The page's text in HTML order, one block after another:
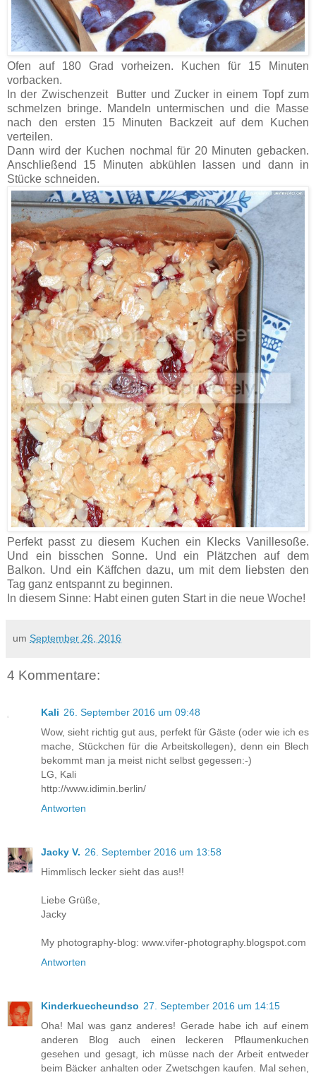
Ofen auf 180 Grad vorheizen. Kuchen für 15 Minuten
vorbacken.
In der Zwischenzeit Butter und Zucker in einem Topf zum
schmelzen bringe. Mandeln untermischen und die Masse
nach den ersten 15 Minuten Backzeit auf dem Kuchen
verteilen.
Dann wird der Kuchen nochmal für 20 Minuten gebacken.
Anschließend 15 Minuten abkühlen lassen und dann in
Stücke schneiden.
Perfekt passt zu diesem Kuchen ein Klecks Vanillesoße.
Und ein bisschen Sonne. Und ein Plätzchen auf dem
Balkon. Und ein Käffchen dazu, um mit dem liebsten den
Tag ganz entspannt zu beginnen.
In diesem Sinne: Habt einen guten Start in die neue Woche!
um September 26, 2016
4 Kommentare:
Kali 26. September 2016 um 09:48
Wow, sieht richtig gut aus, perfekt für Gäste (oder wie ich es
mache, Stückchen für die Arbeitskollegen), denn ein Blech
bekommt man ja meist nicht selbst gegessen:-)
LG, Kali
http://www.idimin.berlin/
Antworten
Jacky V. 26. September 2016 um 13:58
Himmlisch lecker sieht das aus!!
Liebe Grüße,
Jacky
My photography-blog: www.vifer-photography.blogspot.com
Antworten
Kinderkuecheundso 27. September 2016 um 14:15
Oha! Mal was ganz anderes! Gerade habe ich auf einem
anderen Blog auch einen leckeren Pflaumenkuchen
gesehen und gesagt, ich müsse nach der Arbeit entweder
beim Bäcker anhalten oder Zwetschgen kaufen. Mal sehen,